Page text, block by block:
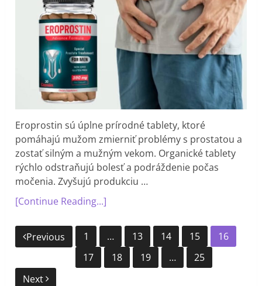
Eroprostin sú úplne prírodné tablety, ktoré
pomáhajú mužom zmierniť problémy s prostatou a
zostať silným a mužným vekom. Organické tablety
rýchlo odstraňujú bolesť a podráždenie počas
močenia. Zvyšujú produkciu …
[Continue Reading...]
Navigácia
článkoch
Previous 1 … 13 14 15
16
17
18 19 …
25
Next